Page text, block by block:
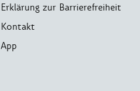
Erklärung zur Barrierefreiheit
Kontakt
App